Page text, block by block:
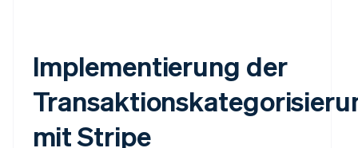
Implementierung der
mit Stripe